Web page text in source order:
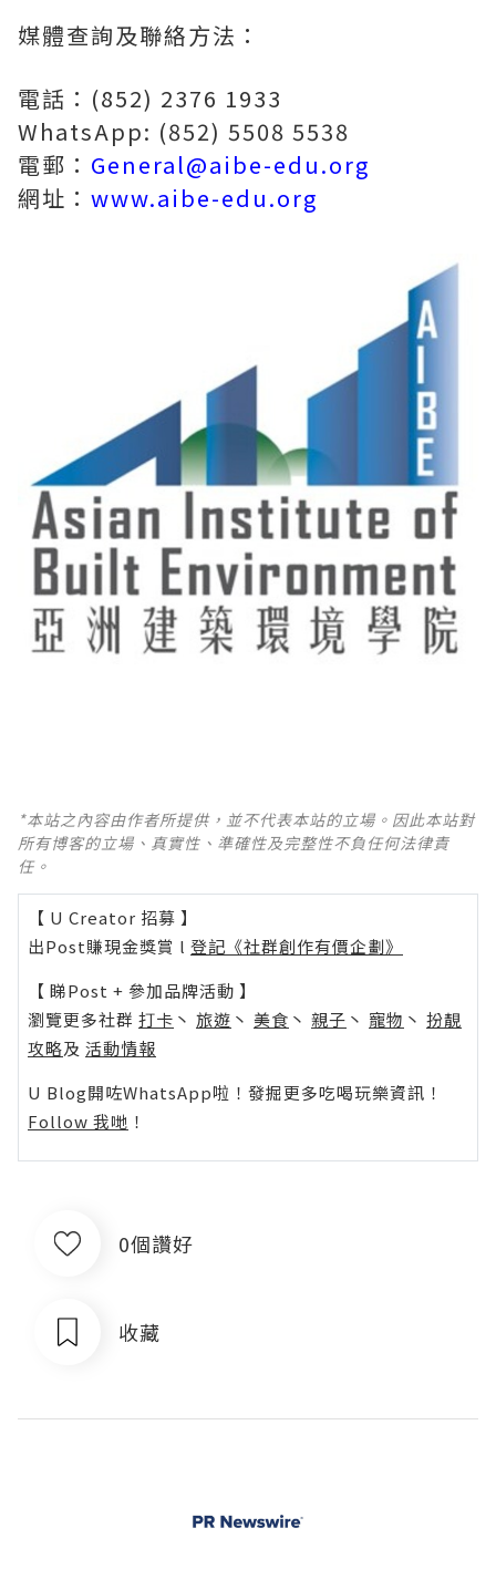
媒體查詢及聯絡方法：
電話：(852) 2376 1933
WhatsApp: (852) 5508 5538
電郵： General@aibe-edu.org
網址： www.aibe-edu.org
*本站之內容由作者所提供，並不代表本站的立場。因此本站對
所有博客的立場、真實性、準確性及完整性不負任何法律責
任。
【 U Creator 招募 】
出Post賺現金獎賞 l 登記《社群創作有價企劃》
【 睇Post + 參加品牌活動 】
瀏覽更多社群 打卡 丶 旅遊 丶 美食 丶 親子 丶 寵物 丶 扮靚
攻略及 活動情報
U Blog開咗WhatsApp啦！發掘更多吃喝玩樂資訊！
Follow 我哋 ！
0個讚好
收藏